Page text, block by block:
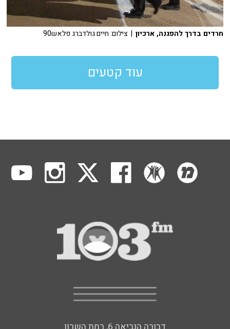
חרדים בדרך להפגנה, ארכיון | צילום: חיים גולדברג פלאש90
עוד קטעים